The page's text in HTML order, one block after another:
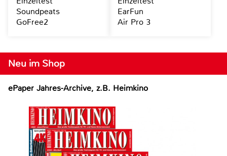
Neu im Shop
ePaper Jahres-Archive, z.B. Heimkino
Soundpeats
GoFree2
EarFun
Air Pro 3